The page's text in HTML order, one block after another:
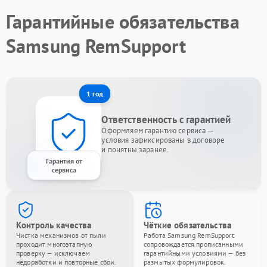
Гарантийные обязательства
Samsung RemSupport
1 год
Гарантия от
сервиса
Ответственность с гарантией
Оформляем гарантию сервиса —
условия зафиксированы в договоре
и понятны заранее.
Контроль качества
Чистка механизмов от пыли
проходит многоэтапную
проверку — исключаем
недоработки и повторные сбои.
Чёткие обязательства
Работа Samsung RemSupport
сопровождается прописанными
гарантийными условиями — без
размытых формулировок.